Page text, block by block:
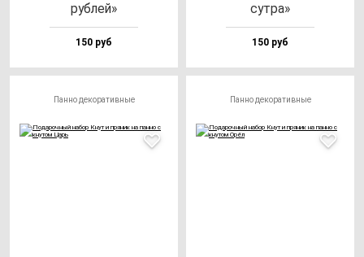
руб­лей»
150 руб
сут­ра»
150 руб
Панно декоративные Панно декоративные